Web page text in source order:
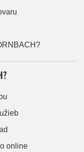
online